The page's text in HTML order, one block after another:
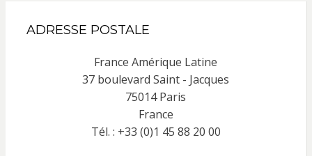
ADRESSE POSTALE
France Amérique Latine
37 boulevard Saint - Jacques
75014 Paris
France
Tél. : +33 (0)1 45 88 20 00